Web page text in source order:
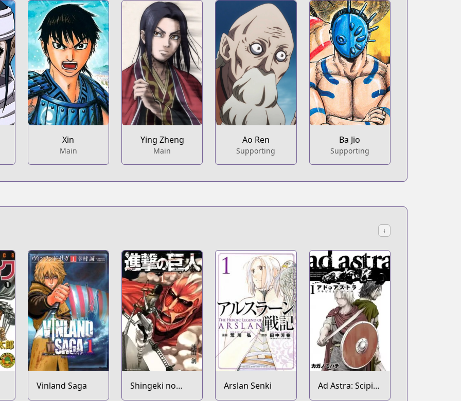
kingdom/1131
Xin
Main
Ying Zheng
Main
Ao Ren
Supporting
Ba Jio
Supporting
↓
Vinland Saga
Shingeki no
Kyojin
Arslan Senki
Ad Astra: Scipio
to Hannibal